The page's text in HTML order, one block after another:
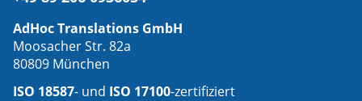
AdHoc Translations GmbH
Moosacher Str. 82a
80809 München
ISO 18587- und ISO 17100-zertifiziert